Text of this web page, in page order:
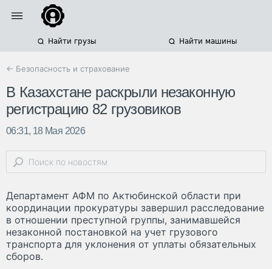
Найти грузы Найти машины
← Безопасность и страхование
В Казахстане раскрыли незаконную
регистрацию 82 грузовиков
06:31, 18 Мая 2026
Департамент АФМ по Актюбинской области при
координации прокуратуры завершил расследование
в отношении преступной группы, занимавшейся
незаконной постановкой на учет грузового
транспорта для уклонения от уплаты обязательных
сборов.